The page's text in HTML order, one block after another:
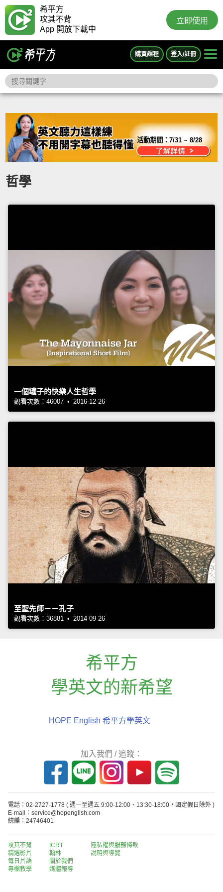
希平方
攻其不背
App 開放下載中
立即使用
購買課程 登入/註冊
活動期間：7/31 ~ 8/28
哲學
一個罐子的快樂人生哲學
觀看次數：46007 • 2016-12-26
至聖先師－－孔子
觀看次數：36881 • 2014-09-26
希平方
學英文的新希望
HOPE English 希平方學英文
加入我們 / 追蹤：
電話：02-2727-1778 ( 週一至週五 9:00-12:00、13:30-18:00，國定假日除外 )
E-mail：service@hopenglish.com
統編：24746401
攻其不背
精選影片
每日片語
專欄教學
ICRT
翰林
關於我們
媒體報導
隱私權與服務條款
說明與導覽